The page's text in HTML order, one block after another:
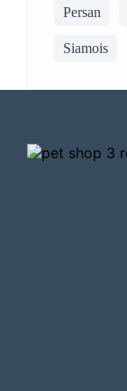
Persan
Siamois